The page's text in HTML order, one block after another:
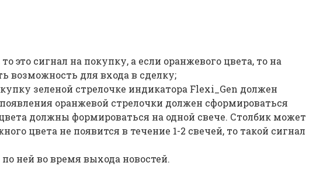
это сигнал на покупку, а если оранжевого цвета, то на
возможность для входа в сделку;
зеленой стрелочке индикатора Flexi_Gen должен
оранжевой стрелочки должен сформироваться
должны формироваться на одной свече. Столбик может
цвета не появится в течение 1-2 свечей, то такой сигнал
ней во время выхода новостей.